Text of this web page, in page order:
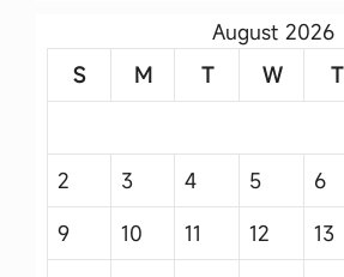
August 2026
S
M T W T
2
3 4 5 6
9
10 11 12 13